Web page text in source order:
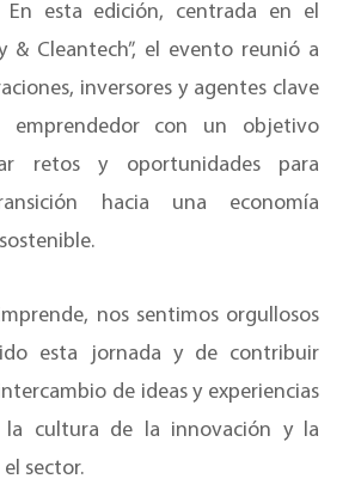
En esta edición, centrada en el
& Cleantech”, el evento reunió a
inversores y agentes clave
emprendedor con un objetivo
retos y oportunidades para
hacia una economía
nos sentimos orgullosos
esta jornada y de contribuir
de ideas y experiencias
la cultura de la innovación y la
sector.